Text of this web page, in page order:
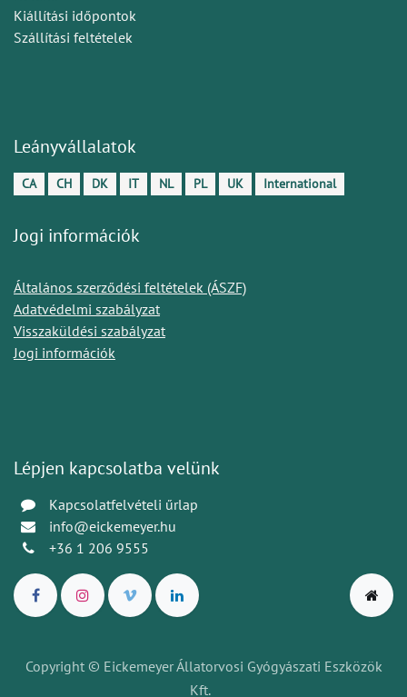
Kiállítási időpontok
Szállítási feltételek
Leányvállalatok
CA CH DK IT NL PL UK International
Jogi információk
Általános szerződési feltételek (ÁSZF)
Adatvédelmi szabályzat
Visszaküldési szabályzat
Jogi információk
Lépjen kapcsolatba velünk
Kapcsolatfelvételi űrlap
info@eickemeyer.hu
+36 1 206 9555
Copyright © Eickemeyer Állatorvosi Gyógyászati Eszközök
Kft.